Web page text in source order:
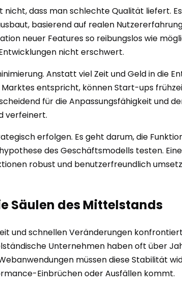
dass man schlechte Qualität liefert.
basierend auf realen
neuer Features so reibungslos wie
nicht erschwert.
Anstatt viel Zeit und Geld in die
entspricht, können Start-ups
für die Anpassungsfähigkeit und
verfeinert.
erfolgen. Es geht darum, die
des Geschäftsmodells testen.
robust und benutzerfreundlich
Säulen des Mittelstands
und schnellen Veränderungen
Unternehmen haben oft über
müssen diese Stabilität
Einbrüchen oder Ausfällen kommt.